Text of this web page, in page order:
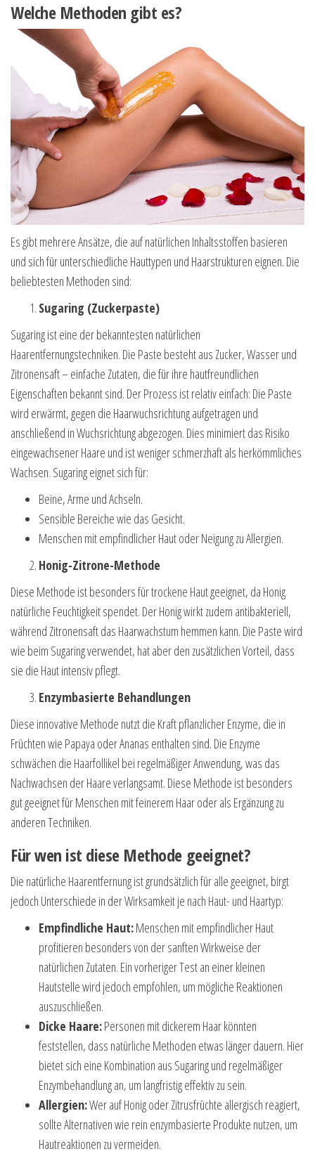
Welche Methoden gibt es?
Es gibt mehrere Ansätze, die auf natürlichen Inhaltsstoffen basieren
und sich für unterschiedliche Hauttypen und Haarstrukturen eignen. Die
beliebtesten Methoden sind:
Sugaring (Zuckerpaste)
Sugaring ist eine der bekanntesten natürlichen
Haarentfernungstechniken. Die Paste besteht aus Zucker, Wasser und
Zitronensaft – einfache Zutaten, die für ihre hautfreundlichen
Eigenschaften bekannt sind. Der Prozess ist relativ einfach: Die Paste
wird erwärmt, gegen die Haarwuchsrichtung aufgetragen und
anschließend in Wuchsrichtung abgezogen. Dies minimiert das Risiko
eingewachsener Haare und ist weniger schmerzhaft als herkömmliches
Wachsen. Sugaring eignet sich für:
Beine, Arme und Achseln.
Sensible Bereiche wie das Gesicht.
Menschen mit empfindlicher Haut oder Neigung zu Allergien.
Honig-Zitrone-Methode
Diese Methode ist besonders für trockene Haut geeignet, da Honig
natürliche Feuchtigkeit spendet. Der Honig wirkt zudem antibakteriell,
während Zitronensaft das Haarwachstum hemmen kann. Die Paste wird
wie beim Sugaring verwendet, hat aber den zusätzlichen Vorteil, dass
sie die Haut intensiv pflegt.
Enzymbasierte Behandlungen
Diese innovative Methode nutzt die Kraft pflanzlicher Enzyme, die in
Früchten wie Papaya oder Ananas enthalten sind. Die Enzyme
schwächen die Haarfollikel bei regelmäßiger Anwendung, was das
Nachwachsen der Haare verlangsamt. Diese Methode ist besonders
gut geeignet für Menschen mit feinerem Haar oder als Ergänzung zu
anderen Techniken.
Für wen ist diese Methode geeignet?
Die natürliche Haarentfernung ist grundsätzlich für alle geeignet, birgt
jedoch Unterschiede in der Wirksamkeit je nach Haut- und Haartyp:
Empfindliche Haut:Menschen mit empfindlicher Haut
profitieren besonders von der sanften Wirkweise der
natürlichen Zutaten. Ein vorheriger Test an einer kleinen
Hautstelle wird jedoch empfohlen, um mögliche Reaktionen
auszuschließen.
Dicke Haare:Personen mit dickerem Haar könnten
feststellen, dass natürliche Methoden etwas länger dauern. Hier
bietet sich eine Kombination aus Sugaring und regelmäßiger
Enzymbehandlung an, um langfristig effektiv zu sein.
Allergien:Wer auf Honig oder Zitrusfrüchte allergisch reagiert,
sollte Alternativen wie rein enzymbasierte Produkte nutzen, um
Hautreaktionen zu vermeiden.